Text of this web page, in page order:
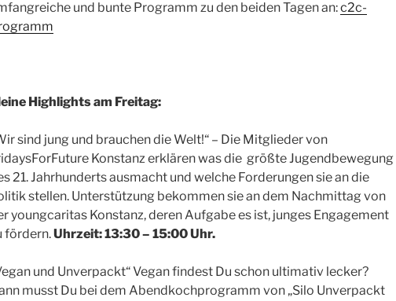
und bunte Programm zu den beiden Tagen an:c2c-
Highlights am Freitag:
sind jung und brauchen die Welt!“ – Die Mitglieder von
Konstanz erklären was die größte Jugendbewegung
21. Jahrhunderts ausmacht und welche Forderungen sie an die
stellen. Unterstützung bekommen sie an dem Nachmittag von
youngcaritas Konstanz, deren Aufgabe es ist, junges Engagement
fördern.Uhrzeit: 13:30 – 15:00 Uhr.
und Unverpackt“ Vegan findest Du schon ultimativ lecker?
musst Du bei dem Abendkochprogramm von „Silo Unverpackt